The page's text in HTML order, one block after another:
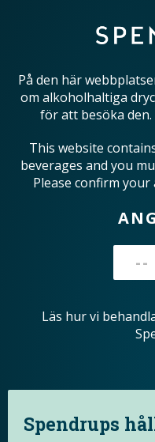
På den här
om alkoholhaltiga
för att besöka
This website
beverages and you
Please confirm your
Läs hur vi
Spendrups